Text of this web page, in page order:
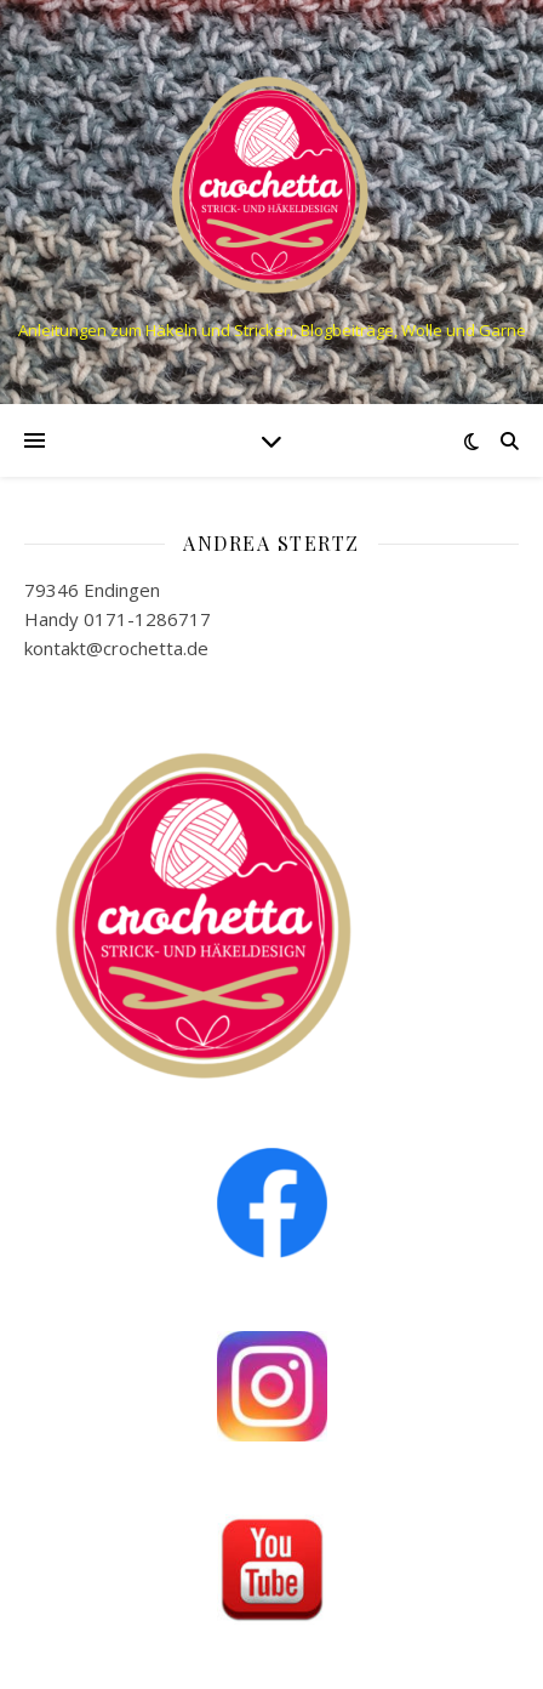
Anleitungen zum Häkeln und Stricken, Blogbeiträge, Wolle und Garne
ANDREA STERTZ
79346 Endingen
Handy 0171-1286717
kontakt@crochetta.de